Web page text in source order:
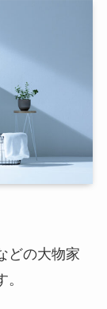
どの大物家